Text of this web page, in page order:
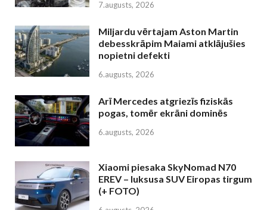
7.augusts, 2026
Miljardu vērtajam Aston Martin
debesskrāpim Maiami atklājušies
nopietni defekti
6.augusts, 2026
Arī Mercedes atgriezīs fiziskās
pogas, tomēr ekrāni dominēs
6.augusts, 2026
Xiaomi piesaka SkyNomad N70
EREV – luksusa SUV Eiropas tirgum
(+ FOTO)